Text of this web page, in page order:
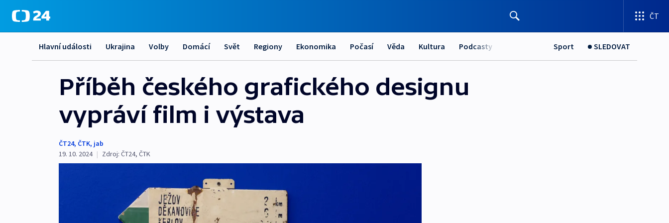
ČT
Hlavní události Ukrajina Volby Domácí Svět Regiony Ekonomika Počasí Věda Kultura Podcasty Sport SLEDOVAT
Příběh českého grafického designu
vypráví film i výstava
ČT24, ČTK, jab
19. 10. 2024 | Zdroj: ČT24, ČTK